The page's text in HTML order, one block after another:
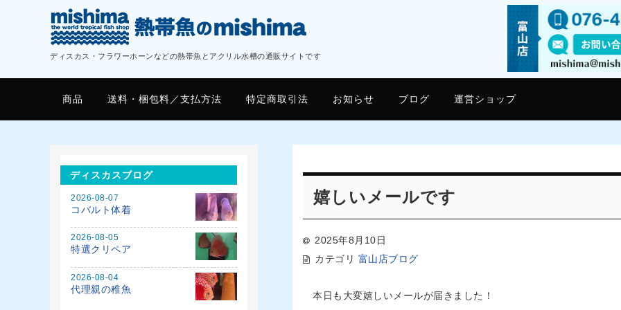
ディスカス・フラワーホーンなどの熱帯魚とアクリル水槽の通販サイトです
商品 送料・梱包料／支払方法 特定商取引法 お知らせ ブログ 運営ショップ
嬉しいメールです
2025年8月10日
カテゴリ 富山店ブログ
本日も大変嬉しいメールが届きました！
ディスカスブログ
2026-08-07
コバルト体着
2026-08-05
特選クリペア
2026-08-04
代理親の稚魚